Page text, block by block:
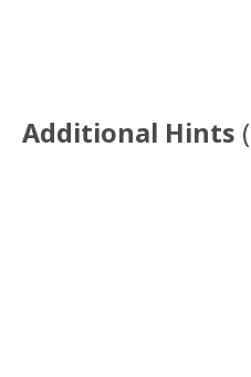
Additional Hints (